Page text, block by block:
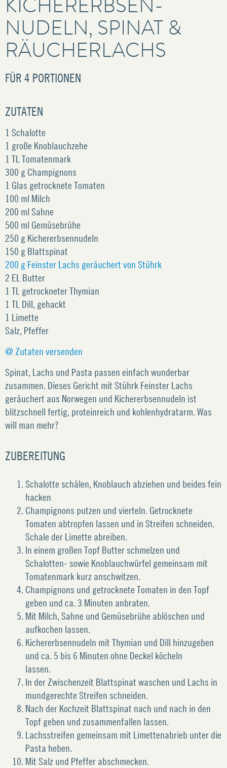
KICHERERBSEN-
NUDELN, SPINAT &
RÄUCHERLACHS
FÜR 4 PORTIONEN
ZUTATEN
1 Schalotte
1 große Knoblauchzehe
1 TL Tomatenmark
300 g Champignons
1 Glas getrocknete Tomaten
100 ml Milch
200 ml Sahne
500 ml Gemüsebrühe
250 g Kichererbsennudeln
150 g Blattspinat
200 g Feinster Lachs geräuchert von Stührk
2 EL Butter
1 TL getrockneter Thymian
1 TL Dill, gehackt
1 Limette
Salz, Pfeffer
@ Zutaten versenden
Spinat, Lachs und Pasta passen einfach wunderbar
zusammen. Dieses Gericht mit Stührk Feinster Lachs
geräuchert aus Norwegen und Kichererbsennudeln ist
blitzschnell fertig, proteinreich und kohlenhydratarm. Was
will man mehr?
ZUBEREITUNG
Schalotte schälen, Knoblauch abziehen und beides fein
hacken
Champignons putzen und vierteln. Getrocknete
Tomaten abtropfen lassen und in Streifen schneiden.
Schale der Limette abreiben.
In einem großen Topf Butter schmelzen und
Schalotten- sowie Knoblauchwürfel gemeinsam mit
Tomatenmark kurz anschwitzen.
Champignons und getrocknete Tomaten in den Topf
geben und ca. 3 Minuten anbraten.
Mit Milch, Sahne und Gemüsebrühe ablöschen und
aufkochen lassen.
Kichererbsennudeln mit Thymian und Dill hinzugeben
und ca. 5 bis 6 Minuten ohne Deckel köcheln
lassen.
In der Zwischenzeit Blattspinat waschen und Lachs in
mundgerechte Streifen schneiden.
Nach der Kochzeit Blattspinat nach und nach in den
Topf geben und zusammenfallen lassen.
Lachsstreifen gemeinsam mit Limettenabrieb unter die
Pasta heben.
Mit Salz und Pfeffer abschmecken.